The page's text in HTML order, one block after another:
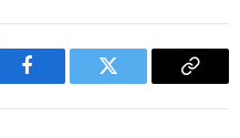
Facebook Twitter
Copy